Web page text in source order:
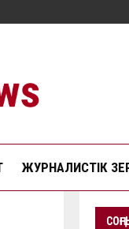
ЖУРНАЛИСТІК